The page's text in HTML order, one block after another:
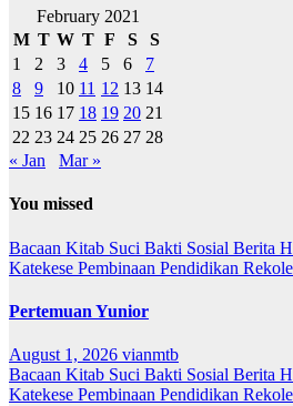
February 2021
M T W T F S
S
1
2 3 4 5 6
7
8
9 10 11 12 13 14
15 16 17 18 19 20 21
22 23 24 25 26 27 28
« Jan
Mar »
You missed
Bacaan Kitab Suci Bakti Sosial Berita
Katekese Pembinaan Pendidikan
Pertemuan Yunior
August 1, 2026 vianmtb
Bacaan Kitab Suci Bakti Sosial Berita
Katekese Pembinaan Pendidikan